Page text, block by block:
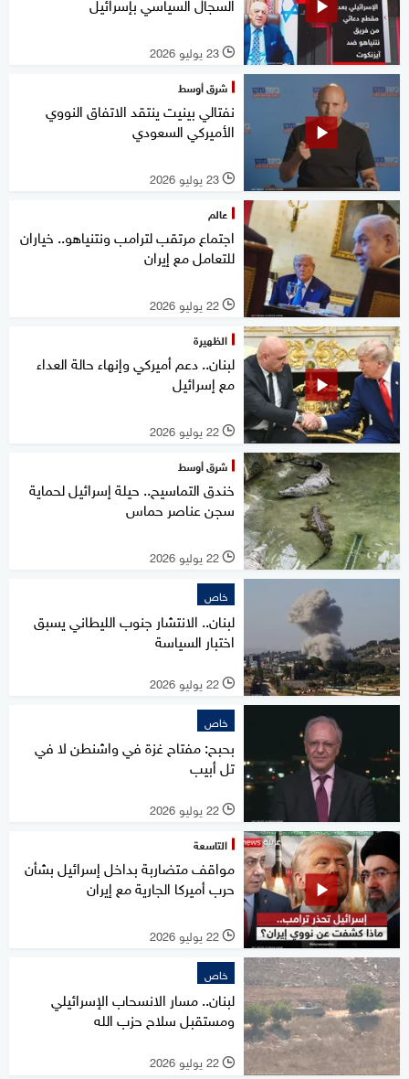
l 23 يوليو 2026
شرق أوسط
نفتالي بينيت ينتقد الاتفاق النووي
الأميركي السعودي
l 23 يوليو 2026
عالم
اجتماع مرتقب لترامب ونتنياهو.. خياران
للتعامل مع إيران
l 22 يوليو 2026
الظهيرة
لبنان.. دعم أميركي وإنهاء حالة العداء
مع إسرائيل
l 22 يوليو 2026
شرق أوسط
خندق التماسيح.. حيلة إسرائيل لحماية
سجن عناصر حماس
l 22 يوليو 2026
خاص
لبنان.. الانتشار جنوب الليطاني يسبق
اختبار السياسة
l 22 يوليو 2026
خاص
بحبح: مفتاح غزة في واشنطن لا في
تل أبيب
l 22 يوليو 2026
التاسعة
مواقف متضاربة بداخل إسرائيل بشأن
حرب أميركا الجارية مع إيران
l 22 يوليو 2026
خاص
لبنان.. مسار الانسحاب الإسرائيلي
ومستقبل سلاح حزب الله
l 22 يوليو 2026